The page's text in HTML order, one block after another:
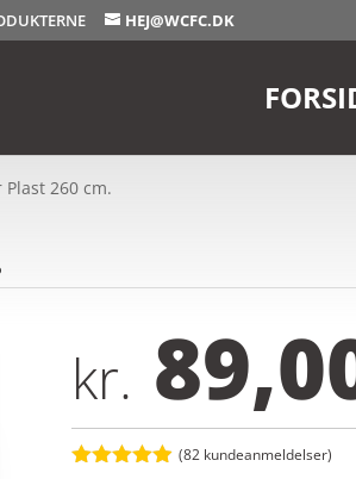
HEJ@WCFC.DK
Plast 260 cm.
kr.
(82kundeanmeldelser)